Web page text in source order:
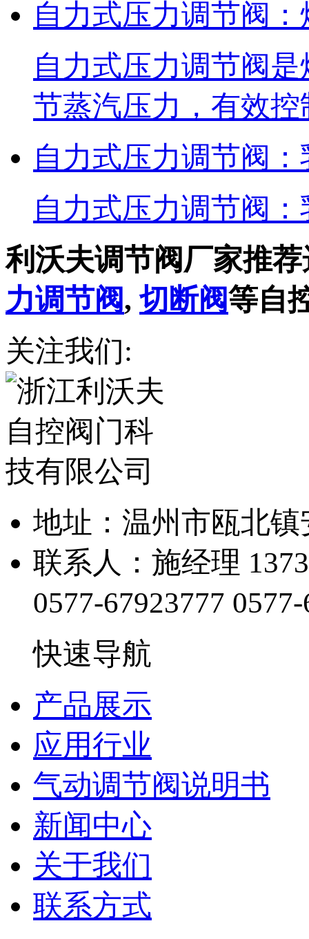
自力式压力调节阀
自力式压力调节阀
节蒸汽压力，有效
自力式压力调节阀
自力式压力调节阀
利沃夫调节阀厂家推
力调节阀,切断阀等自
关注我们:
地址：温州市瓯北
联系人：施经理
0577-67923777
快速导航
产品展示
应用行业
气动调节阀说明书
新闻中心
关于我们
联系方式